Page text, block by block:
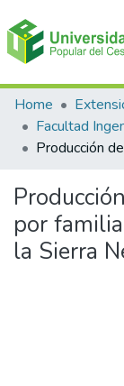
Communities &
All of DSpace
Home
por
la Sierra